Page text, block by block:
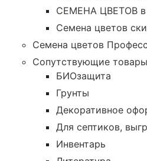
СЕМЕНА ЦВЕТОВ в
Семена цветов
Семена цветов
Сопутствующие товары
БИОзащита
Грунты
Декоративное
Для септиков,
Инвентарь